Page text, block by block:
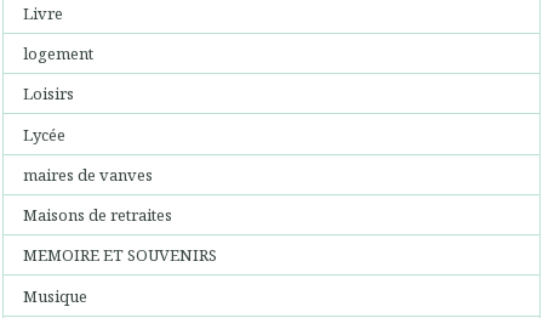
Livre
logement
Loisirs
Lycée
maires de vanves
Maisons de retraites
MEMOIRE ET SOUVENIRS
Musique